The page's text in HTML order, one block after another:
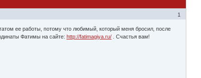
1
ее работы, потому что любимый, который меня бросил, после
Фатимы на сайте:http://fatimagiya.ru/ . Счастья вам!